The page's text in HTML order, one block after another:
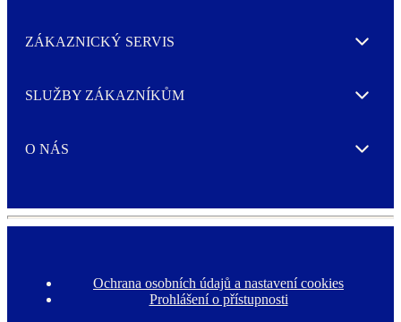
ZÁKAZNICKÝ SERVIS Expand
SLUŽBY ZÁKAZNÍKŮM Expand
O NÁS Expand
F
o
Ochrana osobních údajů a nastavení cookies
Prohlášení o přístupnosti